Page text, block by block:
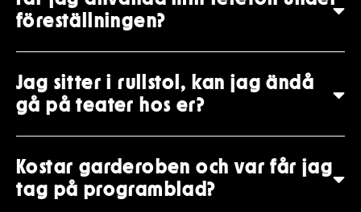
föreställningen?
Jag sitter i rullstol, kan jag ändå
gå på teater hos er?
Kostar garderoben och var får jag
tag på programblad?